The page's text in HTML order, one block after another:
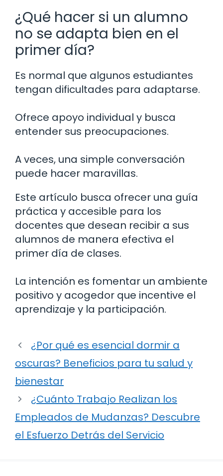
¿Qué hacer si un alumno
no se adapta bien en el
primer día?
Es normal que algunos estudiantes
tengan dificultades para adaptarse.
Ofrece apoyo individual y busca
entender sus preocupaciones.
A veces, una simple conversación
puede hacer maravillas.
Este artículo busca ofrecer una guía
práctica y accesible para los
docentes que desean recibir a sus
alumnos de manera efectiva el
primer día de clases.
La intención es fomentar un ambiente
positivo y acogedor que incentive el
aprendizaje y la participación.
¿Por qué es esencial dormir a
oscuras? Beneficios para tu salud y
bienestar
¿Cuánto Trabajo Realizan los
Empleados de Mudanzas? Descubre
el Esfuerzo Detrás del Servicio